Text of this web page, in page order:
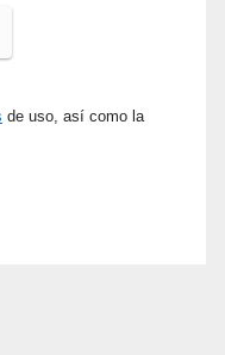
de uso, así como la